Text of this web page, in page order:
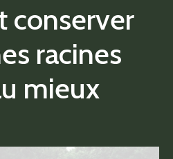
conserver
racines
mieux